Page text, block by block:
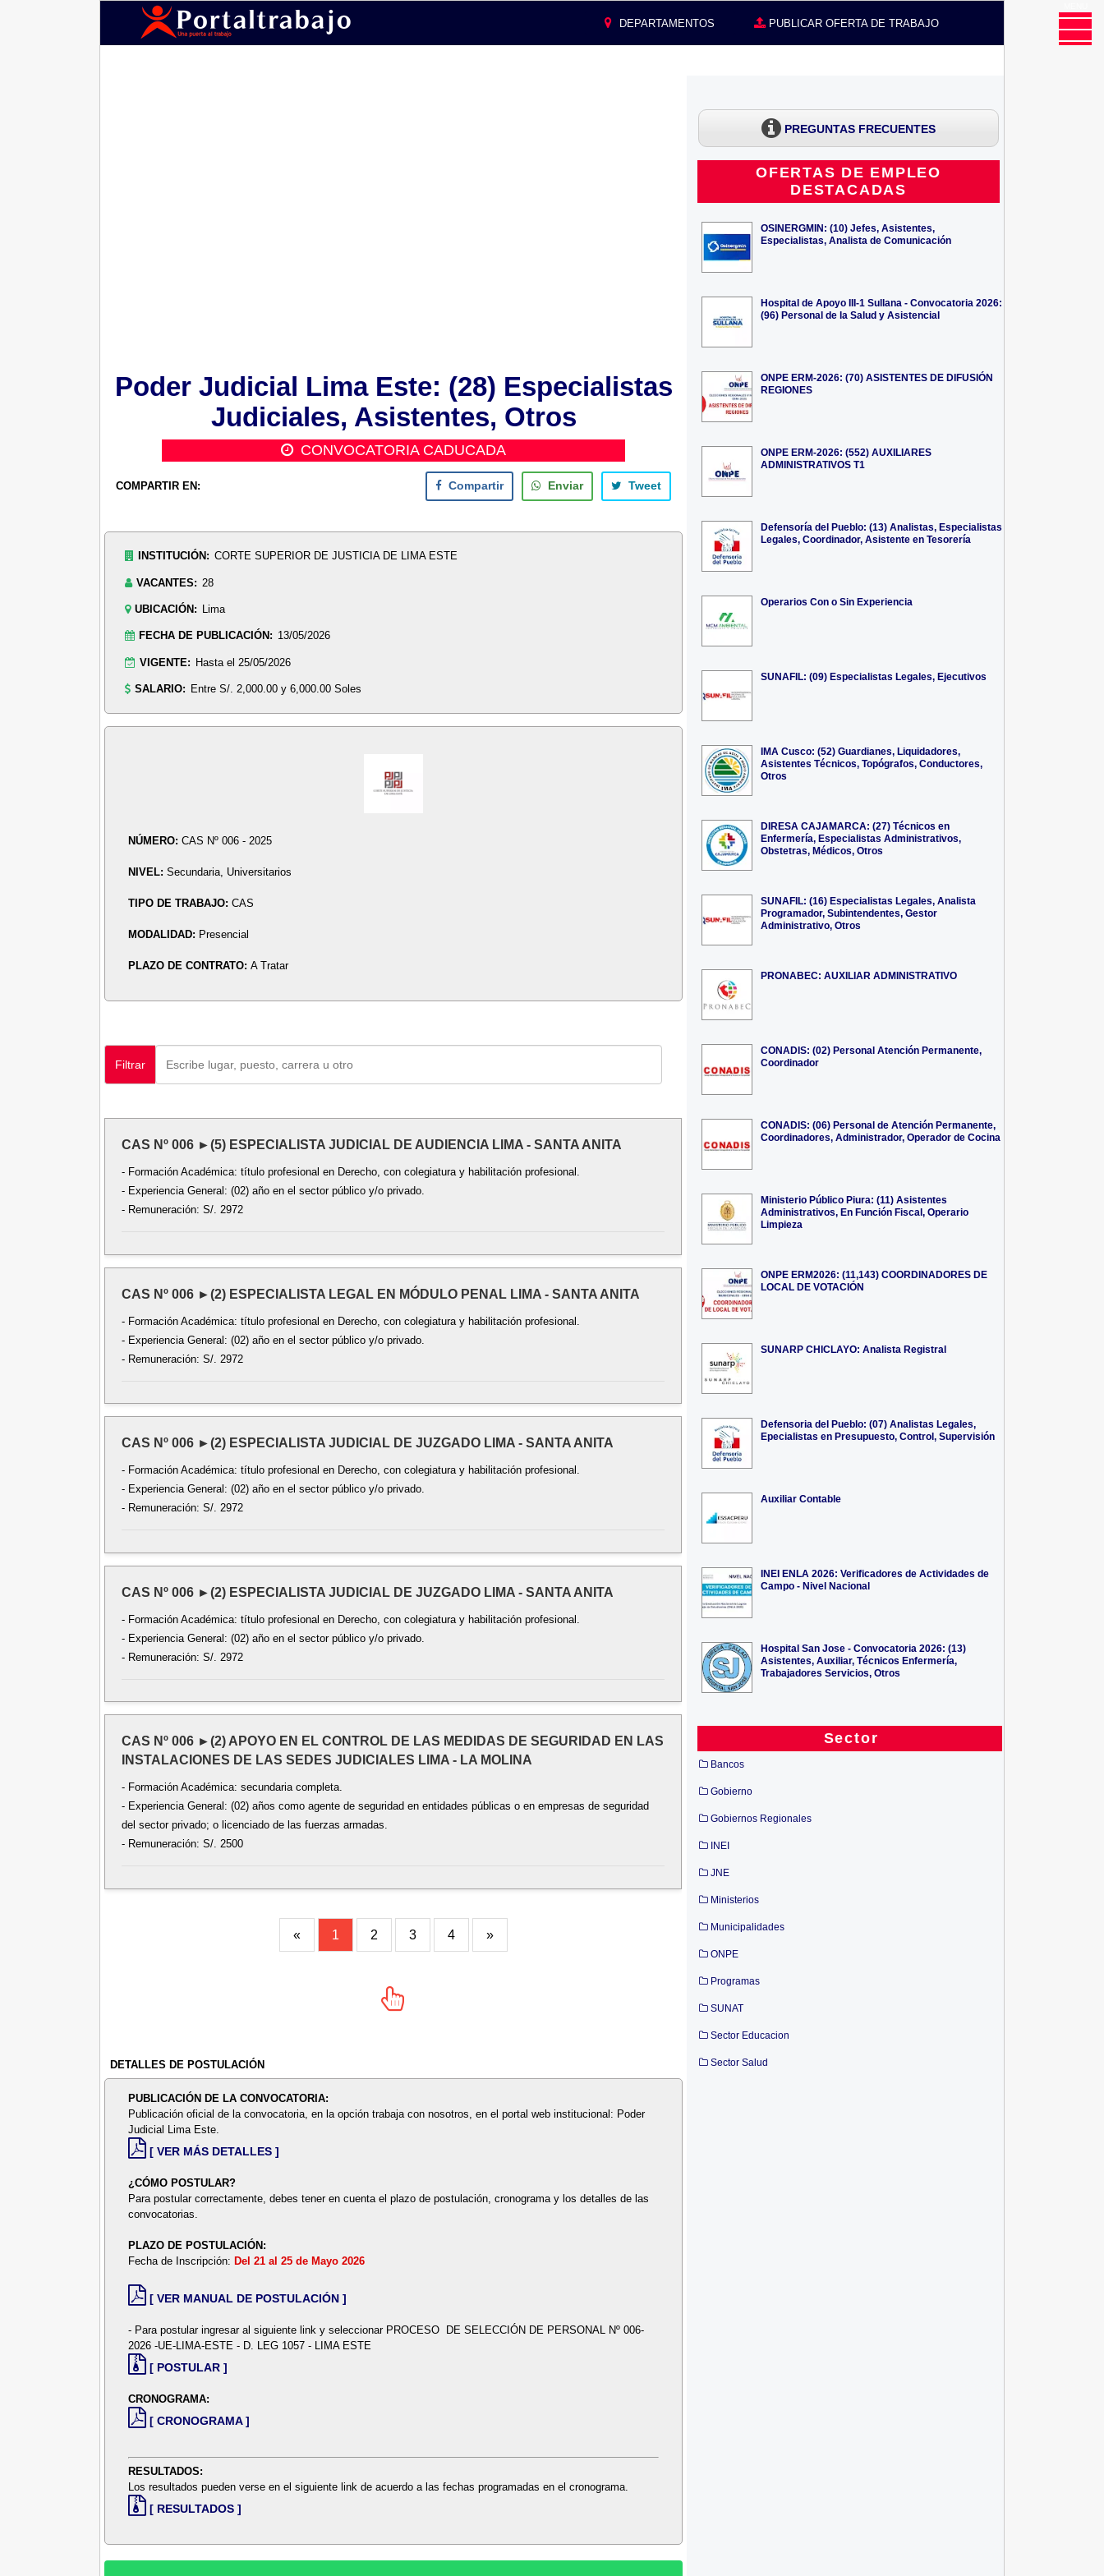
DEPARTAMENTOS PUBLICAR OFERTA DE TRABAJO
Poder Judicial Lima Este: (28) Especialistas
Judiciales, Asistentes, Otros
CONVOCATORIA CADUCADA
COMPARTIR EN: Compartir Enviar Tweet
INSTITUCIÓN: CORTE SUPERIOR DE JUSTICIA DE LIMA ESTE
VACANTES: 28
UBICACIÓN: Lima
FECHA DE PUBLICACIÓN: 13/05/2026
VIGENTE: Hasta el 25/05/2026
SALARIO: Entre S/. 2,000.00 y 6,000.00 Soles
NÚMERO:CAS Nº 006 - 2025
NIVEL:Secundaria, Universitarios
TIPO DE TRABAJO:CAS
MODALIDAD: Presencial
PLAZO DE CONTRATO:A Tratar
Filtrar
CAS Nº 006 ►(5) ESPECIALISTA JUDICIAL DE AUDIENCIA LIMA - SANTA ANITA
- Formación Académica: título profesional en Derecho, con colegiatura y habilitación profesional.
- Experiencia General: (02) año en el sector público y/o privado.
- Remuneración: S/. 2972
CAS Nº 006 ►(2) ESPECIALISTA LEGAL EN MÓDULO PENAL LIMA - SANTA ANITA
- Formación Académica: título profesional en Derecho, con colegiatura y habilitación profesional.
- Experiencia General: (02) año en el sector público y/o privado.
- Remuneración: S/. 2972
CAS Nº 006 ►(2) ESPECIALISTA JUDICIAL DE JUZGADO LIMA - SANTA ANITA
- Formación Académica: título profesional en Derecho, con colegiatura y habilitación profesional.
- Experiencia General: (02) año en el sector público y/o privado.
- Remuneración: S/. 2972
CAS Nº 006 ►(2) ESPECIALISTA JUDICIAL DE JUZGADO LIMA - SANTA ANITA
- Formación Académica: título profesional en Derecho, con colegiatura y habilitación profesional.
- Experiencia General: (02) año en el sector público y/o privado.
- Remuneración: S/. 2972
CAS Nº 006 ►(2) APOYO EN EL CONTROL DE LAS MEDIDAS DE SEGURIDAD EN LAS
INSTALACIONES DE LAS SEDES JUDICIALES LIMA - LA MOLINA
- Formación Académica: secundaria completa.
- Experiencia General: (02) años como agente de seguridad en entidades públicas o en empresas de seguridad
del sector privado; o licenciado de las fuerzas armadas.
- Remuneración: S/. 2500
« 1 2 3 4 »
DETALLES DE POSTULACIÓN
PUBLICACIÓN DE LA CONVOCATORIA:
Publicación oficial de la convocatoria, en la opción trabaja con nosotros, en el portal web institucional: Poder
Judicial Lima Este.
[ VER MÁS DETALLES ]
¿CÓMO POSTULAR?
Para postular correctamente, debes tener en cuenta el plazo de postulación, cronograma y los detalles de las
convocatorias.
PLAZO DE POSTULACIÓN:
Fecha de Inscripción:Del 21 al 25 de Mayo 2026
[ VER MANUAL DE POSTULACIÓN ]
- Para postular ingresar al siguiente link y seleccionar PROCESO DE SELECCIÓN DE PERSONAL Nº 006-
2026 -UE-LIMA-ESTE - D. LEG 1057 - LIMA ESTE
[ POSTULAR ]
CRONOGRAMA:
[ CRONOGRAMA ]
RESULTADOS:
Los resultados pueden verse en el siguiente link de acuerdo a las fechas programadas en el cronograma.
[ RESULTADOS ]
PREGUNTAS FRECUENTES
OFERTAS DE EMPLEO
DESTACADAS
OSINERGMIN: (10) Jefes, Asistentes,
Especialistas, Analista de Comunicación
Hospital de Apoyo III-1 Sullana - Convocatoria 2026:
(96) Personal de la Salud y Asistencial
ONPE ERM-2026: (70) ASISTENTES DE DIFUSIÓN
REGIONES
ONPE ERM-2026: (552) AUXILIARES
ADMINISTRATIVOS T1
Defensoría del Pueblo: (13) Analistas, Especialistas
Legales, Coordinador, Asistente en Tesorería
Operarios Con o Sin Experiencia
SUNAFIL: (09) Especialistas Legales, Ejecutivos
IMA Cusco: (52) Guardianes, Liquidadores,
Asistentes Técnicos, Topógrafos, Conductores,
Otros
DIRESA CAJAMARCA: (27) Técnicos en
Enfermería, Especialistas Administrativos,
Obstetras, Médicos, Otros
SUNAFIL: (16) Especialistas Legales, Analista
Programador, Subintendentes, Gestor
Administrativo, Otros
PRONABEC: AUXILIAR ADMINISTRATIVO
CONADIS: (02) Personal Atención Permanente,
Coordinador
CONADIS: (06) Personal de Atención Permanente,
Coordinadores, Administrador, Operador de Cocina
Ministerio Público Piura: (11) Asistentes
Administrativos, En Función Fiscal, Operario
Limpieza
ONPE ERM2026: (11,143) COORDINADORES DE
LOCAL DE VOTACIÓN
SUNARP CHICLAYO: Analista Registral
Defensoria del Pueblo: (07) Analistas Legales,
Epecialistas en Presupuesto, Control, Supervisión
Auxiliar Contable
INEI ENLA 2026: Verificadores de Actividades de
Campo - Nivel Nacional
Hospital San Jose - Convocatoria 2026: (13)
Asistentes, Auxiliar, Técnicos Enfermería,
Trabajadores Servicios, Otros
Sector
Bancos
Gobierno
Gobiernos Regionales
INEI
JNE
Ministerios
Municipalidades
ONPE
Programas
SUNAT
Sector Educacion
Sector Salud